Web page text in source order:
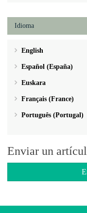
Idioma
English
Español (España)
Euskara
Français (France)
Português (Portugal)
Enviar un